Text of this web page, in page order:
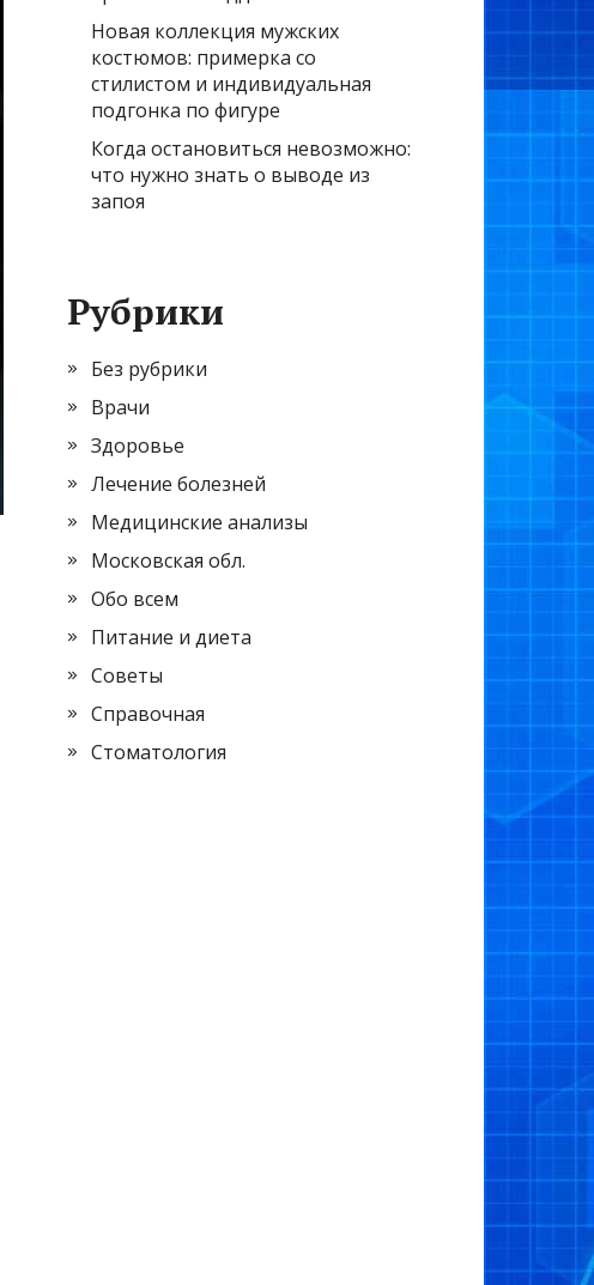
Новая коллекция мужских
костюмов: примерка со
стилистом и индивидуальная
подгонка по фигуре
Когда остановиться невозможно:
что нужно знать о выводе из
запоя
Рубрики
Без рубрики
Врачи
Здоровье
Лечение болезней
Медицинские анализы
Московская обл.
Обо всем
Питание и диета
Советы
Справочная
Стоматология